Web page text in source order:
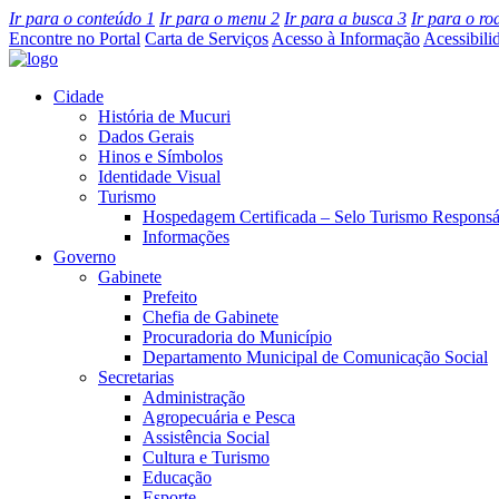
Ir para o conteúdo 1 Ir para o menu 2 Ir para a busca 3 Ir para o
Encontre no Portal Carta de Serviços Acesso à Informação
Cidade
História de Mucuri
Dados Gerais
Hinos e Símbolos
Identidade Visual
Turismo
Hospedagem Certificada – Selo Turismo
Informações
Governo
Gabinete
Prefeito
Chefia de Gabinete
Procuradoria do Município
Departamento Municipal de Comunicação Social
Secretarias
Administração
Agropecuária e Pesca
Assistência Social
Cultura e Turismo
Educação